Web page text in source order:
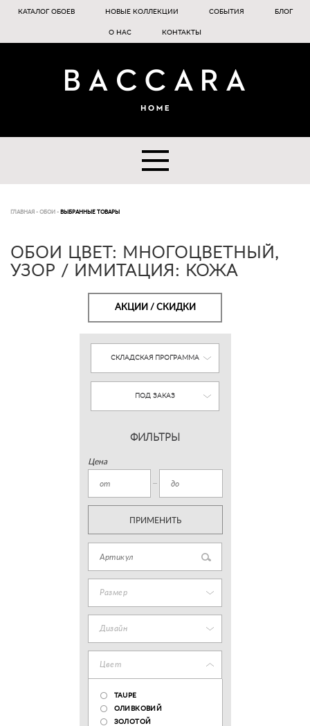
КАТАЛОГ ОБОЕВ НОВЫЕ КОЛЛЕКЦИИ СОБЫТИЯ БЛОГ
О НАС КОНТАКТЫ
ГЛАВНАЯ - ОБОИ - ВЫБРАННЫЕ ТОВАРЫ
ОБОИ ЦВЕТ: МНОГОЦВЕТНЫЙ,
УЗОР / ИМИТАЦИЯ: КОЖА
АКЦИИ / СКИДКИ
СКЛАДСКАЯ ПРОГРАММА
ПОД ЗАКАЗ
ФИЛЬТРЫ
Цена
ПРИМЕНИТЬ
Размер
Дизайн
Цвет
TAUPE
ОЛИВКОВИЙ
ЗОЛОТОЙ